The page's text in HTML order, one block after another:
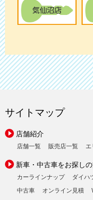
サイトマップ
店舗紹介
店舗一覧 販売店一覧 エ
新車・中古車をお探し
カーラインナップ ダイハ
中古車
オンライン見積